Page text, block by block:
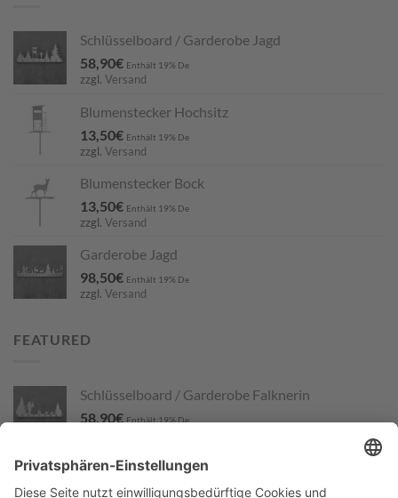
Schlüsselboard / Garderobe Jagd
58,90€ Enthält 19% De
zzgl. Versand
Blumenstecker Hochsitz
13,50€ Enthält 19% De
zzgl. Versand
Blumenstecker Bock
13,50€ Enthält 19% De
zzgl. Versand
Garderobe Jagd
98,50€ Enthält 19% De
zzgl. Versand
FEATURED
Schlüsselboard / Garderobe Falknerin
58,90€ Enthält 19% De
Gartenstecker Bache mit Frischlingen
167,50€ Enthält 19% De